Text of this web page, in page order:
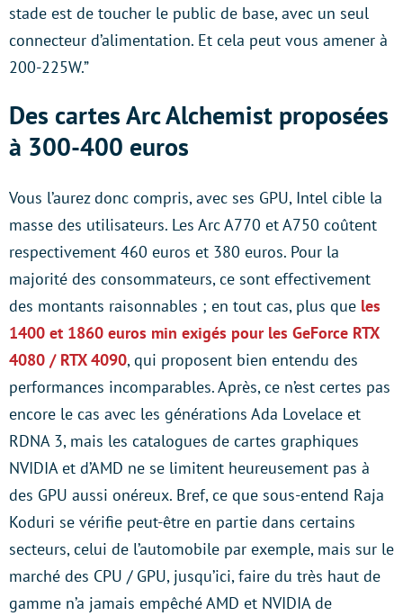
stade est de toucher le public de base, avec un seul
connecteur d’alimentation. Et cela peut vous amener à
200-225W.”
Des cartes Arc Alchemist proposées
à 300-400 euros
Vous l’aurez donc compris, avec ses GPU, Intel cible la
masse des utilisateurs. Les Arc A770 et A750 coûtent
respectivement 460 euros et 380 euros. Pour la
majorité des consommateurs, ce sont effectivement
des montants raisonnables ; en tout cas, plus que les
1400 et 1860 euros min exigés pour les GeForce RTX
4080 / RTX 4090, qui proposent bien entendu des
performances incomparables. Après, ce n’est certes pas
encore le cas avec les générations Ada Lovelace et
RDNA 3, mais les catalogues de cartes graphiques
NVIDIA et d’AMD ne se limitent heureusement pas à
des GPU aussi onéreux. Bref, ce que sous-entend Raja
Koduri se vérifie peut-être en partie dans certains
secteurs, celui de l’automobile par exemple, mais sur le
marché des CPU / GPU, jusqu’ici, faire du très haut de
gamme n’a jamais empêché AMD et NVIDIA de